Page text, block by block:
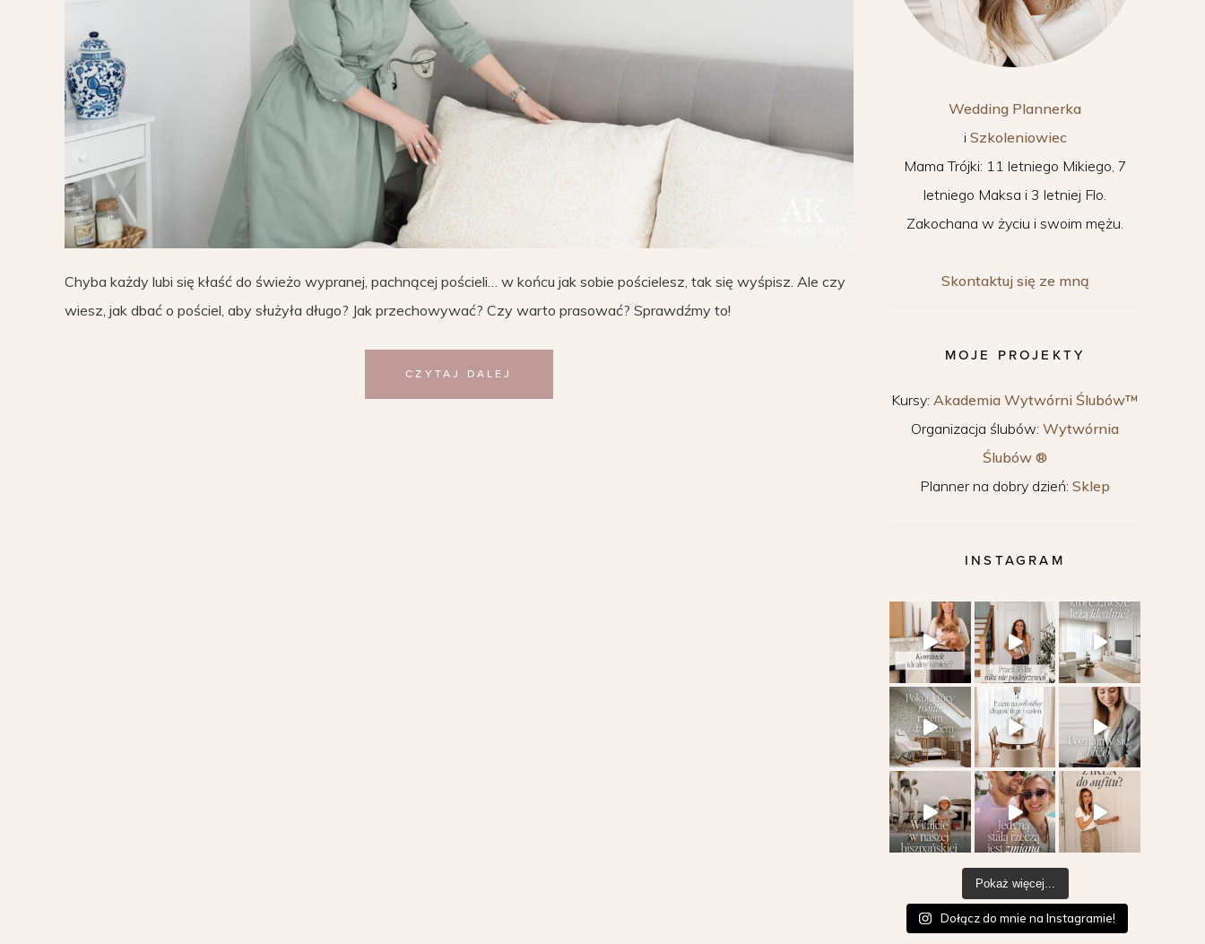
Chyba każdy lubi się kłaść do świeżo wypranej, pachnącej pościeli… w końcu jak sobie pościelesz, tak się wyśpisz. Ale czy
wiesz, jak dbać o pościel, aby służyła długo? Jak przechowywać? Czy warto prasować? Sprawdźmy to!
CZYTAJ DALEJ
Wedding Plannerka
i Szkoleniowiec
Mama Trójki: 11 letniego Mikiego, 7
letniego Maksa i 3 letniej Flo.
Zakochana w życiu i swoim mężu.
Skontaktuj się ze mną
MOJE PROJEKTY
Kursy: Akademia Wytwórni Ślubów™
Organizacja ślubów: Wytwórnia
Ślubów ®
Planner na dobry dzień: Sklep
INSTAGRAM
Pokaż więcej...
Dołącz do mnie na Instagramie!